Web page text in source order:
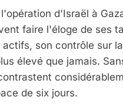
d'Israël à
faire l'éloge de ses
son contrôle sur
élevé que jamais.
de six jours.